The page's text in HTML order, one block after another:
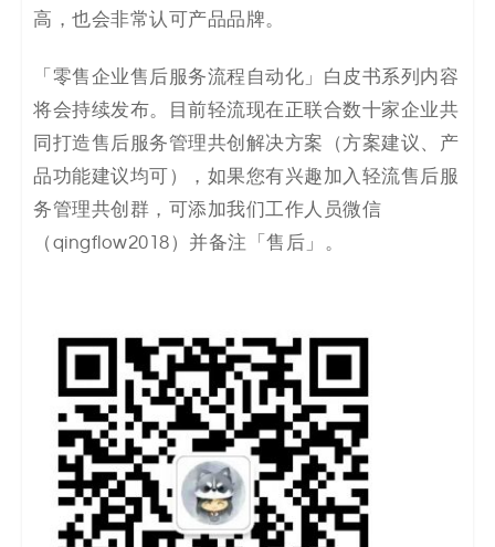
高，也会非常认可产品品牌。
「零售企业售后服务流程自动化」白皮书系列内容
将会持续发布。目前轻流现在正联合数十家企业共
同打造售后服务管理共创解决方案（方案建议、产
品功能建议均可），如果您有兴趣加入轻流售后服
务管理共创群，可添加我们工作人员微信
（qingflow2018）并备注「售后」。